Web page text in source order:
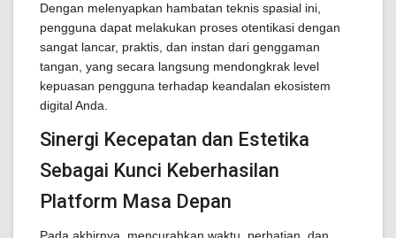
Dengan melenyapkan hambatan teknis spasial ini,
pengguna dapat melakukan proses otentikasi dengan
sangat lancar, praktis, dan instan dari genggaman
tangan, yang secara langsung mendongkrak level
kepuasan pengguna terhadap keandalan ekosistem
digital Anda.
Sinergi Kecepatan dan Estetika
Sebagai Kunci Keberhasilan
Platform Masa Depan